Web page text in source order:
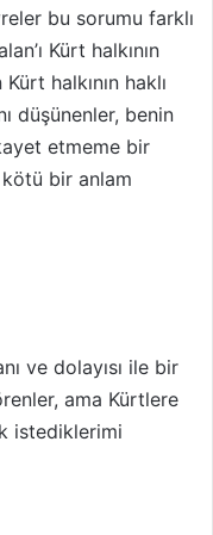
X
a
n
d
e
bu sorumu farklı
Kürt halkının
halkının haklı
düşünenler, benin
etmeme bir
bir anlam
ve dolayısı ile bir
ama Kürtlere
istediklerimi